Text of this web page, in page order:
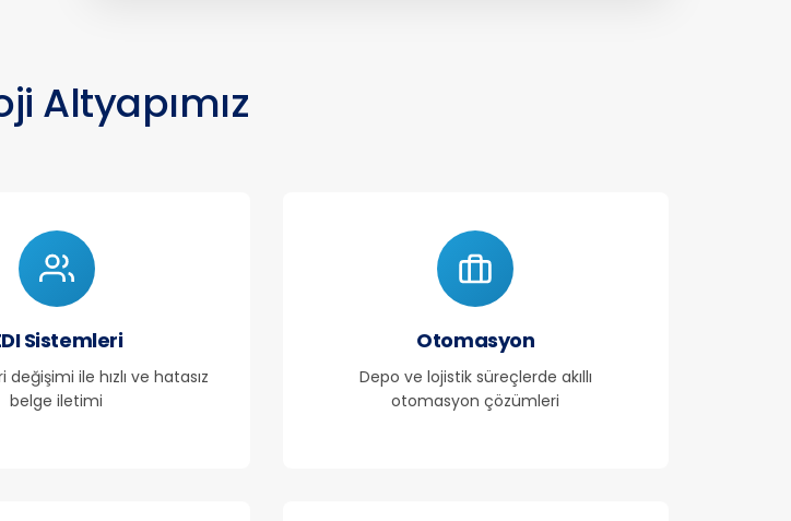
Altyapımız
Sistemleri
değişimi ile hızlı ve hatasız
belge iletimi
Otomasyon
Depo ve lojistik süreçlerde akıllı
otomasyon çözümleri